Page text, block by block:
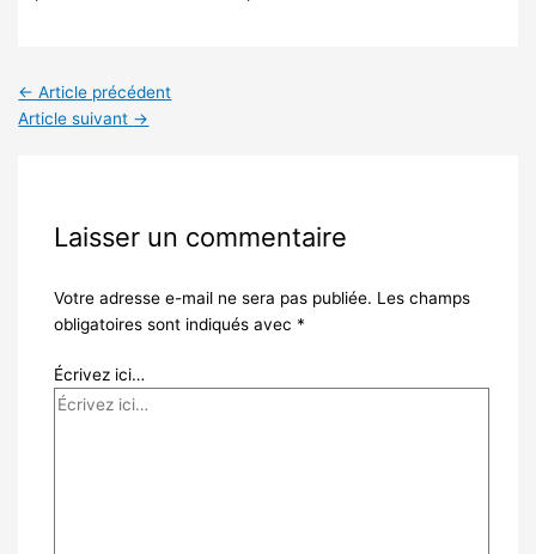
← Article précédent
Article suivant →
Laisser un commentaire
Votre adresse e-mail ne sera pas publiée. Les champs
obligatoires sont indiqués avec *
Écrivez ici…